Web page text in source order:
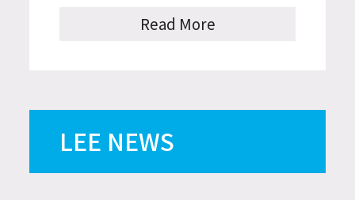
達することが予想される。これ
機構（3GPP）基盤のIoT標準特
許に関する関心も高まってい
Read More
LEE NEWS